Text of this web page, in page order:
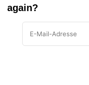
again?